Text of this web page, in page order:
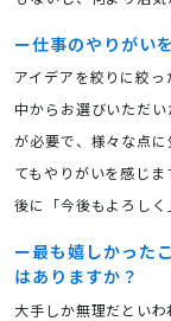
仕事のやりがい
アイデアを絞りに絞
中からお選びいただ
が必要で、様々な点
てもやりがいを感じ
後に「今後もよろしく
最も嬉しかった
はありますか？
大手しか無理だとい